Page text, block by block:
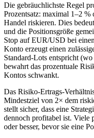
Die gebräuchlichste Regel
Prozentsatz: maximal 1–2 %
Handel riskieren. Dies
und die Positionsgröße
Stop auf EUR/USD bei
Konto erzeugt einen
Standard-Lots entspricht
bewahrt das prozentuale
Kontos schwankt.
Das Risiko-Ertrags-
Mindestziel von 2× dem
stellt sicher, dass eine
dennoch profitabel ist. Viele
oder besser, bevor sie eine